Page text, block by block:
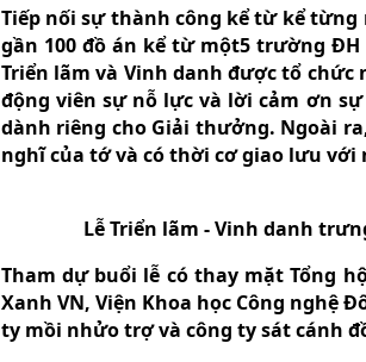
Tiếp nối sự thành công kể từ kể
gần 100 đồ án kể từ một5 trường ĐH
Triển lãm và Vinh danh được tổ
động viên sự nỗ lực và lời cảm ơn
dành riêng cho Giải thưởng. Ngoài
nghĩ của tớ và có thời cơ giao lưu
Lễ Triển lãm - Vinh danh
Tham dự buổi lễ có thay mặt Tổng
Xanh VN, Viện Khoa học Công nghệ
ty mồi nhửo trợ và công ty sát cánh